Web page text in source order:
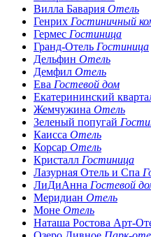
Вилла Бавария Отель
Генрих Гостиничный
Гермес Гостиница
Гранд-Отель Гостиница
Дельфин Отель
Демфил Отель
Ева Гостевой дом
Екатерининский
Жемчужина Отель
Зеленый попугай
Каисса Отель
Корсар Отель
Кристалл Гостиница
Лазурная Отель и Спа
ЛиДиАнна Гостевой
Меридиан Отель
Моне Отель
Наташа Ростова Арт-